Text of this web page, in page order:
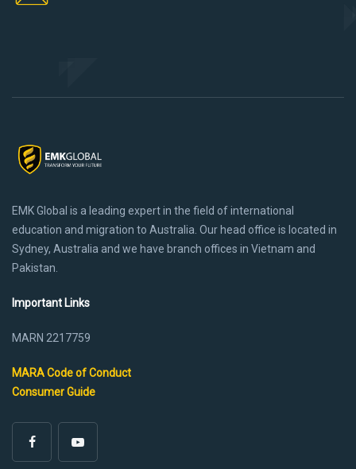
EMK Global is a leading expert in the field of international
education and migration to Australia. Our head office is located in
Sydney, Australia and we have branch offices in Vietnam and
Pakistan.
Important Links
MARN 2217759
MARA Code of Conduct
Consumer Guide